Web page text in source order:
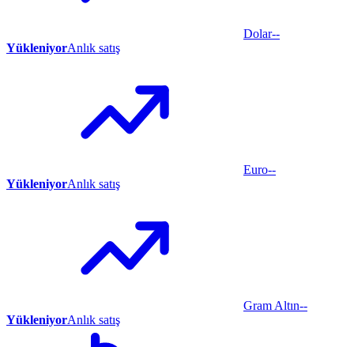
Dolar--
YükleniyorAnlık satış
Euro--
YükleniyorAnlık satış
Gram Altın--
YükleniyorAnlık satış